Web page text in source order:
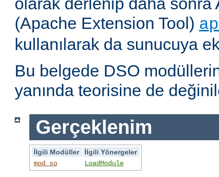
(Apache Extension Tool)
kullanılarak da sunucuya
Bu belgede DSO
yanında teorisine de
Gerçeklenim
İlgili Modüller
İlgili Yönergeler
mod_so
LoadModule